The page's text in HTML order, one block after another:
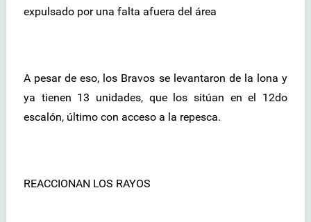
expulsado por una falta afuera del área
A pesar de eso, los Bravos se levantaron de la lona y
ya tienen 13 unidades, que los sitúan en el 12do
escalón, último con acceso a la repesca.
REACCIONAN LOS RAYOS